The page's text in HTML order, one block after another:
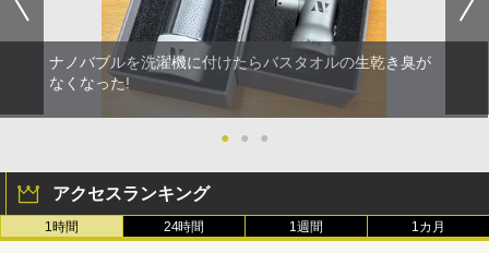
ナノバブルを洗濯機に付けたらバスタオルの生乾き臭が
なくなった!
● ● ●
アクセスランキング
1時間 24時間 1週間 1カ月